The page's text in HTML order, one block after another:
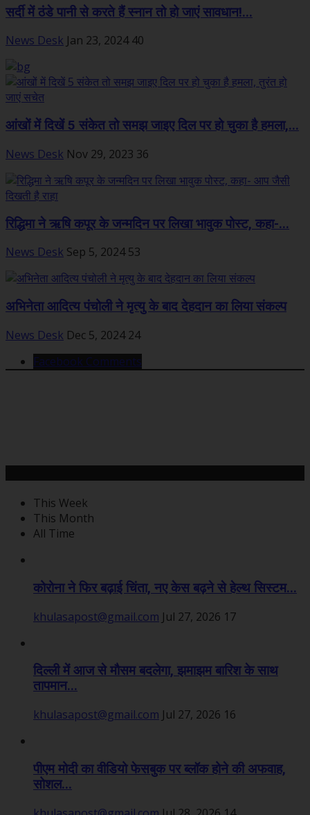
सर्दी में ठंडे पानी से करते हैं स्नान तो हो जाएं सावधान!...
News Desk Jan 23, 2024 40
आंखों में दिखें 5 संकेत तो समझ जाइए दिल पर हो चुका है हमला,...
News Desk Nov 29, 2023 36
रिद्धिमा ने ऋषि कपूर के जन्मदिन पर लिखा भावुक पोस्ट, कहा-...
News Desk Sep 5, 2024 53
अभिनेता आदित्य पंचोली ने मृत्यु के बाद देहदान का लिया संकल्प
News Desk Dec 5, 2024 24
Facebook Comments
This Week
This Month
All Time
कोरोना ने फिर बढ़ाई चिंता, नए केस बढ़ने से हेल्थ सिस्टम...
khulasapost@gmail.com Jul 27, 2026 17
दिल्ली में आज से मौसम बदलेगा, झमाझम बारिश के साथ
तापमान...
khulasapost@gmail.com Jul 27, 2026 16
पीएम मोदी का वीडियो फेसबुक पर ब्लॉक होने की अफवाह,
सोशल...